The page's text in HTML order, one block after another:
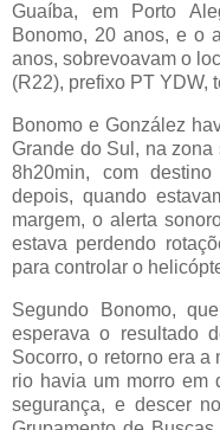
Guaíba, em Porto
Bonomo, 20 anos, e o
anos, sobrevoavam o
(R22), prefixo PT YDW,
Bonomo e González
Grande do Sul, na
8h20min, com
depois, quando
margem, o alerta
estava perdendo
para controlar o
Segundo Bonomo,
esperava o resultado
Socorro, o retorno era
rio havia um morro em
segurança, e descer